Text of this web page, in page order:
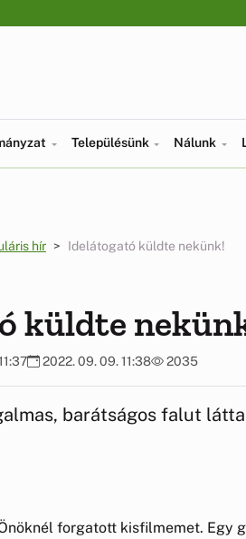
Településünk Nálunk
hír Idelátogató küldte nekünk!
küldte
2022. 09. 09. 11:38 2035
barátságos falut
forgatott kisfilmemet. Egy